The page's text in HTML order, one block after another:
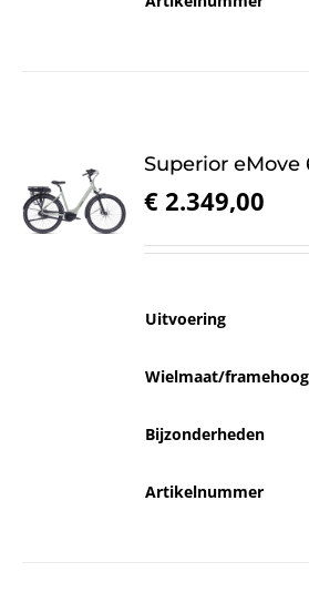
Superior eMove
€ 2.349,00
Uitvoering
Wielmaat/
Bijzonderheden
Artikelnummer